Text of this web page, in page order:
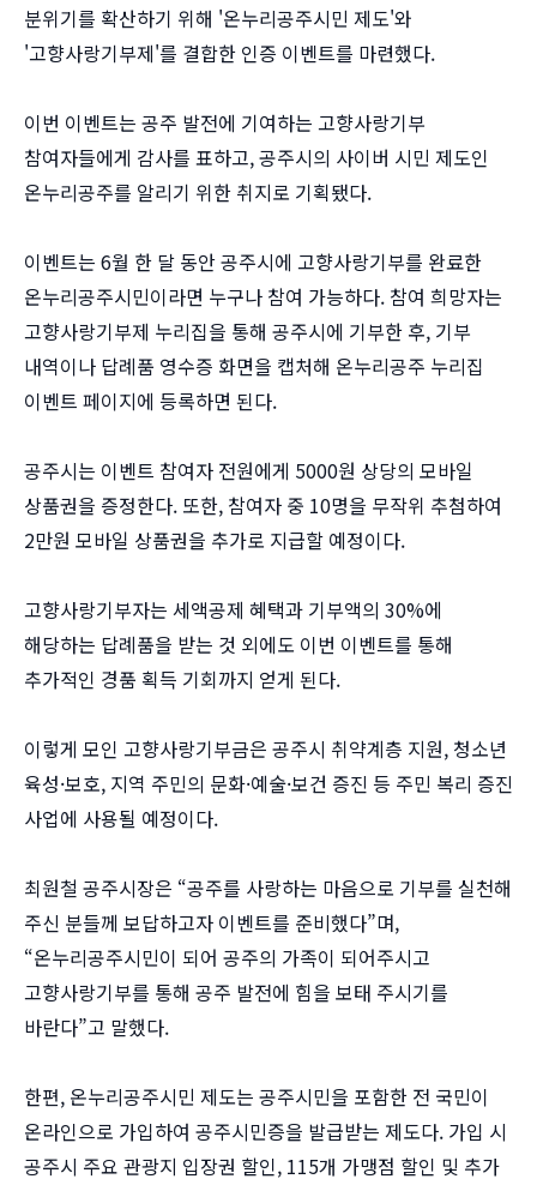
분위기를 확산하기 위해 '온누리공주시민 제도'와
'고향사랑기부제'를 결합한 인증 이벤트를 마련했다.
이번 이벤트는 공주 발전에 기여하는 고향사랑기부
참여자들에게 감사를 표하고, 공주시의 사이버 시민 제도인
온누리공주를 알리기 위한 취지로 기획됐다.
이벤트는 6월 한 달 동안 공주시에 고향사랑기부를 완료한
온누리공주시민이라면 누구나 참여 가능하다. 참여 희망자는
고향사랑기부제 누리집을 통해 공주시에 기부한 후, 기부
내역이나 답례품 영수증 화면을 캡처해 온누리공주 누리집
이벤트 페이지에 등록하면 된다.
공주시는 이벤트 참여자 전원에게 5000원 상당의 모바일
상품권을 증정한다. 또한, 참여자 중 10명을 무작위 추첨하여
2만원 모바일 상품권을 추가로 지급할 예정이다.
고향사랑기부자는 세액공제 혜택과 기부액의 30%에
해당하는 답례품을 받는 것 외에도 이번 이벤트를 통해
추가적인 경품 획득 기회까지 얻게 된다.
이렇게 모인 고향사랑기부금은 공주시 취약계층 지원, 청소년
육성·보호, 지역 주민의 문화·예술·보건 증진 등 주민 복리 증진
사업에 사용될 예정이다.
최원철 공주시장은 “공주를 사랑하는 마음으로 기부를 실천해
주신 분들께 보답하고자 이벤트를 준비했다”며,
“온누리공주시민이 되어 공주의 가족이 되어주시고
고향사랑기부를 통해 공주 발전에 힘을 보태 주시기를
바란다”고 말했다.
한편, 온누리공주시민 제도는 공주시민을 포함한 전 국민이
온라인으로 가입하여 공주시민증을 발급받는 제도다. 가입 시
공주시 주요 관광지 입장권 할인, 115개 가맹점 할인 및 추가